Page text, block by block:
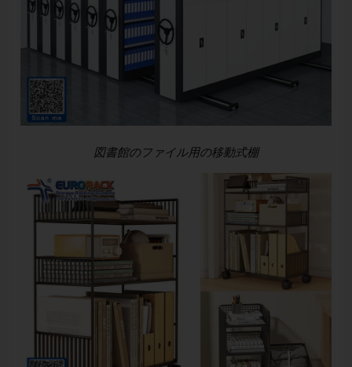
図書館のファイル用の移動式棚